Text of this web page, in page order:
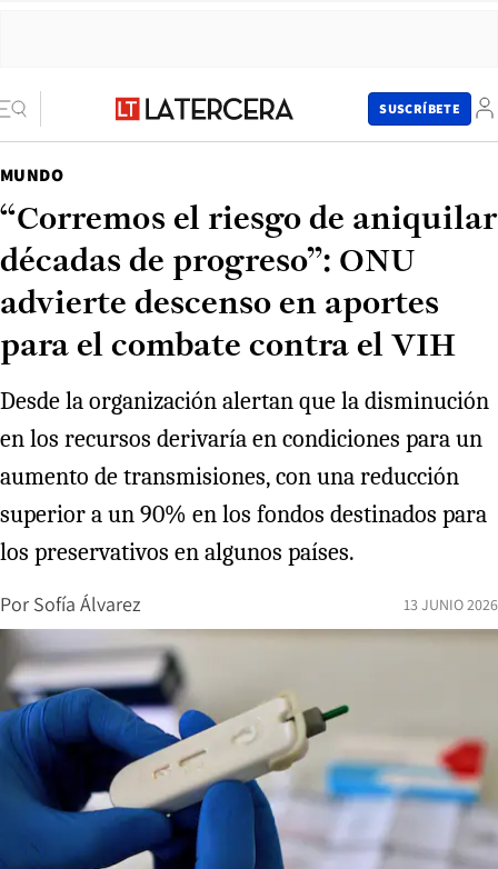
SUSCRÍBETE
MUNDO
“Corremos el riesgo de aniquilar
décadas de progreso”: ONU
advierte descenso en aportes
para el combate contra el VIH
Desde la organización alertan que la disminución
en los recursos derivaría en condiciones para un
aumento de transmisiones, con una reducción
superior a un 90% en los fondos destinados para
los preservativos en algunos países.
Por Sofía Álvarez 13 JUNIO 2026